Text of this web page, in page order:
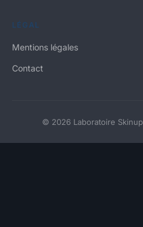
LÉGAL
Mentions légales
Contact
© 2026 Laboratoire